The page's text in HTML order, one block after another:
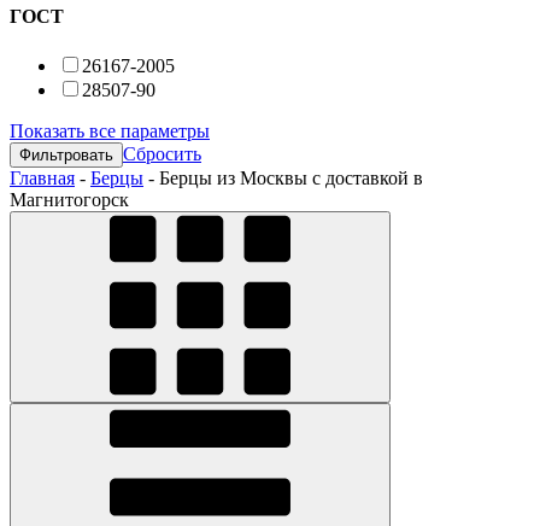
ГОСТ
26167-2005
28507-90
Показать все параметры
Сбросить
Главная - Берцы - Берцы из Москвы с доставкой в
Магнитогорск